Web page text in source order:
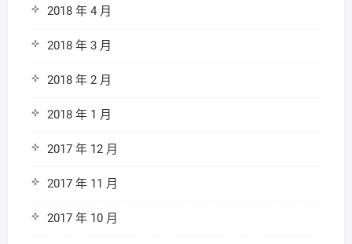
2018 年 4 月
2018 年 3 月
2018 年 2 月
2018 年 1 月
2017 年 12 月
2017 年 11 月
2017 年 10 月